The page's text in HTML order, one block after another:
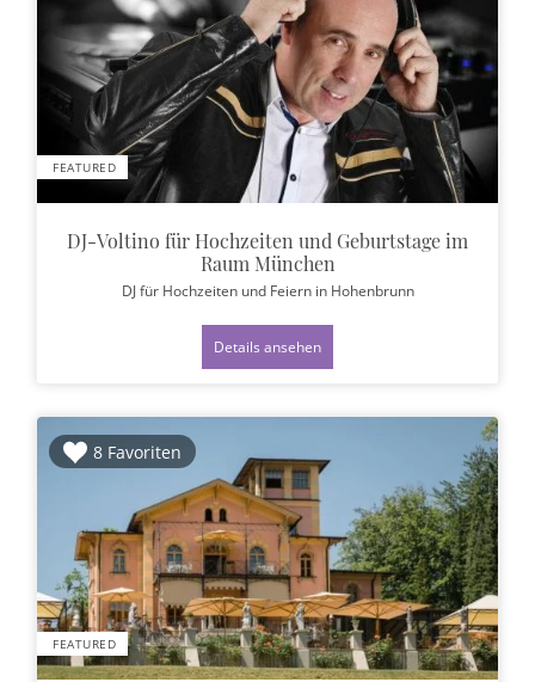
FEATURED
DJ-Voltino für Hochzeiten und Geburtstage im
Raum München
DJ für Hochzeiten und Feiern in Hohenbrunn
Details ansehen
8 Favoriten
FEATURED